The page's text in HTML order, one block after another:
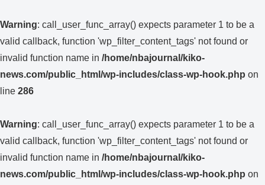
Warning: call_user_func_array() expects parameter 1 to be a
valid callback, function 'wp_filter_content_tags' not found or
invalid function name in /home/nbajournal/kiko-
news.com/public_html/wp-includes/class-wp-hook.php on
line 286
Warning: call_user_func_array() expects parameter 1 to be a
valid callback, function 'wp_filter_content_tags' not found or
invalid function name in /home/nbajournal/kiko-
news.com/public_html/wp-includes/class-wp-hook.php on